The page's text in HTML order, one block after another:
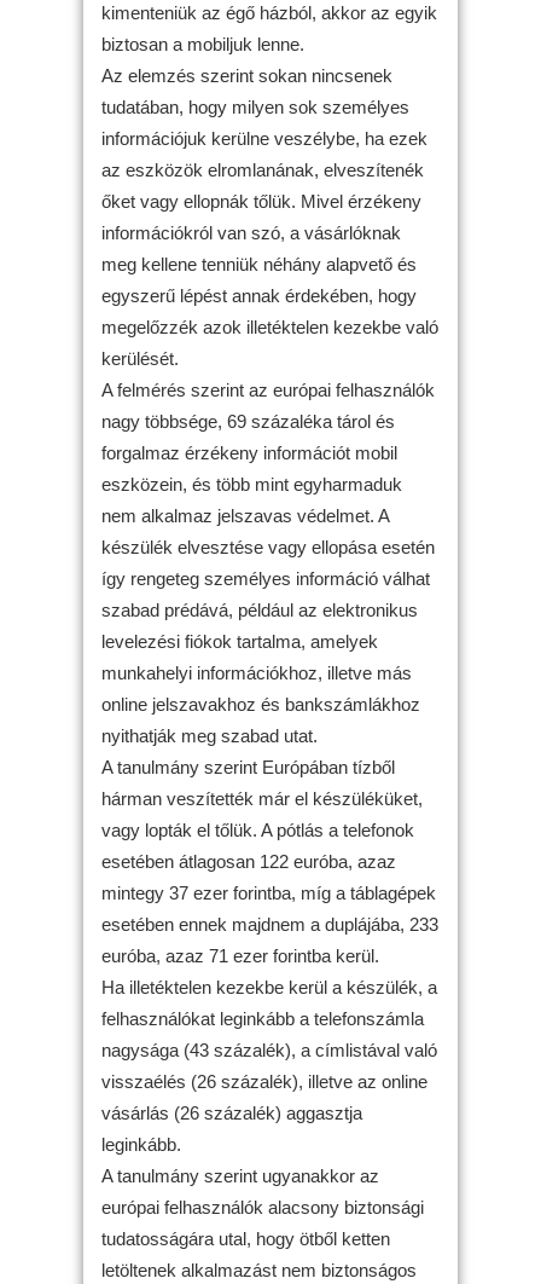
kimenteniük az égő házból, akkor az egyik
biztosan a mobiljuk lenne.
Az elemzés szerint sokan nincsenek
tudatában, hogy milyen sok személyes
információjuk kerülne veszélybe, ha ezek
az eszközök elromlanának, elveszítenék
őket vagy ellopnák tőlük. Mivel érzékeny
információkról van szó, a vásárlóknak
meg kellene tenniük néhány alapvető és
egyszerű lépést annak érdekében, hogy
megelőzzék azok illetéktelen kezekbe való
kerülését.
A felmérés szerint az európai felhasználók
nagy többsége, 69 százaléka tárol és
forgalmaz érzékeny információt mobil
eszközein, és több mint egyharmaduk
nem alkalmaz jelszavas védelmet. A
készülék elvesztése vagy ellopása esetén
így rengeteg személyes információ válhat
szabad prédává, például az elektronikus
levelezési fiókok tartalma, amelyek
munkahelyi információkhoz, illetve más
online jelszavakhoz és bankszámlákhoz
nyithatják meg szabad utat.
A tanulmány szerint Európában tízből
hárman veszítették már el készüléküket,
vagy lopták el tőlük. A pótlás a telefonok
esetében átlagosan 122 euróba, azaz
mintegy 37 ezer forintba, míg a táblagépek
esetében ennek majdnem a duplájába, 233
euróba, azaz 71 ezer forintba kerül.
Ha illetéktelen kezekbe kerül a készülék, a
felhasználókat leginkább a telefonszámla
nagysága (43 százalék), a címlistával való
visszaélés (26 százalék), illetve az online
vásárlás (26 százalék) aggasztja
leginkább.
A tanulmány szerint ugyanakkor az
európai felhasználók alacsony biztonsági
tudatosságára utal, hogy ötből ketten
letöltenek alkalmazást nem biztonságos